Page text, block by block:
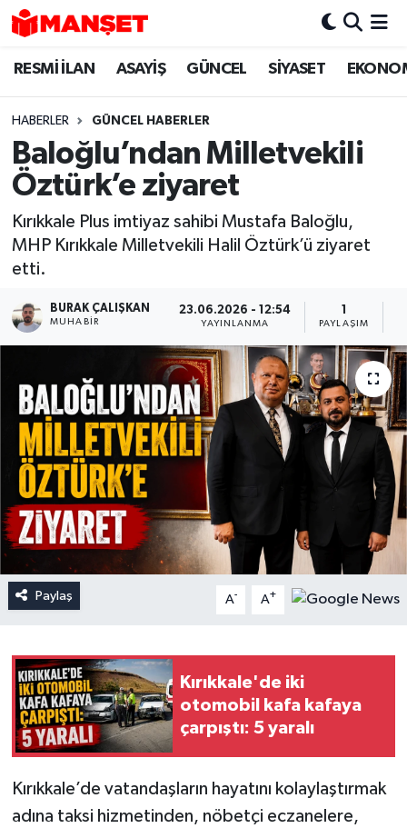
RESMİ İLAN ASAYİŞ GÜNCEL SİYASET
HABERLER GÜNCEL HABERLER
Baloğlu’ndan Milletvekili
Öztürk’e ziyaret
Kırıkkale Plus imtiyaz sahibi Mustafa Baloğlu,
MHP Kırıkkale Milletvekili Halil Öztürk’ü ziyaret
etti.
BURAK ÇALIŞKAN
MUHABIR
23.06.2026 - 12:54
YAYINLANMA PAYLAŞIM
Paylaş A- A+
Kırıkkale'de iki
otomobil kafa kafaya
çarpıştı: 5 yaralı
Kırıkkale’de vatandaşların hayatını kolaylaştırmak
adına taksi hizmetinden, nöbetçi eczanelere,
Hava Durumu
Trafik Durumu
Süper Lig Puan Durumu ve Fikstür
Son Dakika Haberleri
Haber Arşivi